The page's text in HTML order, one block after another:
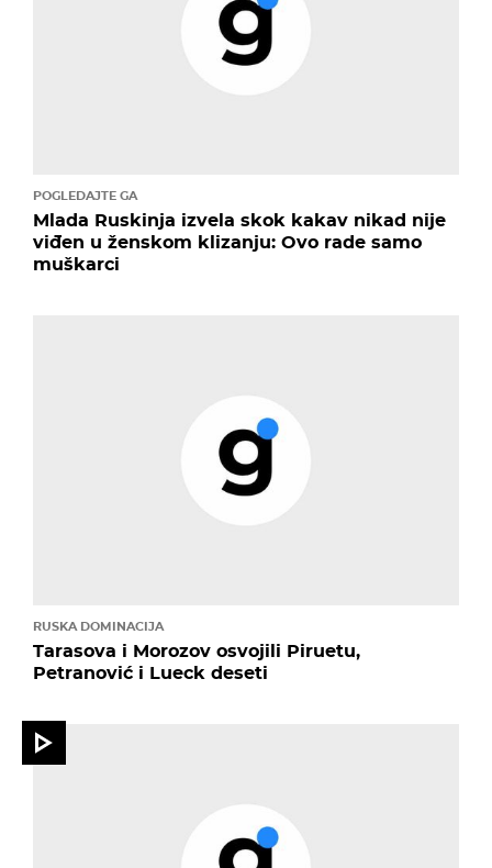
POGLEDAJTE GA
Mlada Ruskinja izvela skok kakav nikad nije
viđen u ženskom klizanju: Ovo rade samo
muškarci
RUSKA DOMINACIJA
Tarasova i Morozov osvojili Piruetu,
Petranović i Lueck deseti